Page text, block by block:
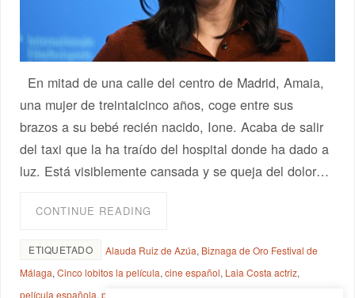
En mitad de una calle del centro de Madrid, Amaia,
una mujer de treintaicinco años, coge entre sus
brazos a su bebé recién nacido, Ione. Acaba de salir
del taxi que la ha traído del hospital donde ha dado a
luz. Está visiblemente cansada y se queja del dolor…
CONTINUE READING
ETIQUETADO Alauda Ruiz de Azúa, Biznaga de Oro Festival de
Málaga,Cinco lobitos la película,cine español, Laia Costa actriz,
película española,película española de 2022